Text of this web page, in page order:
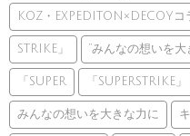
KOZ・EXPEDITON×DECOYコ
STRIKE」 ”みんなの想いを大
「SUPER 「SUPERSTRIKE」
みんなの想いを大きな力に